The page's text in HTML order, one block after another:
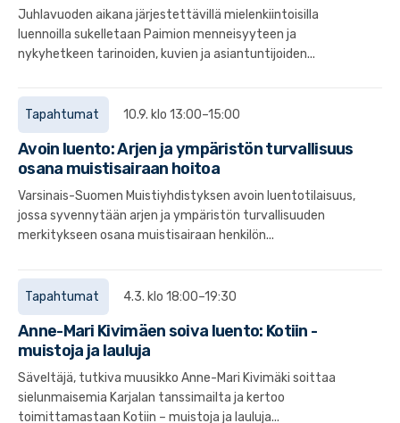
Juhlavuoden aikana järjestettävillä mielenkiintoisilla
luennoilla sukelletaan Paimion menneisyyteen ja
nykyhetkeen tarinoiden, kuvien ja asiantuntijoiden...
Tapahtumat 10.9. klo 13:00–15:00
Avoin luento: Arjen ja ympäristön turvallisuus
osana muistisairaan hoitoa
Varsinais-Suomen Muistiyhdistyksen avoin luentotilaisuus,
jossa syvennytään arjen ja ympäristön turvallisuuden
merkitykseen osana muistisairaan henkilön...
Tapahtumat 4.3. klo 18:00–19:30
Anne-Mari Kivimäen soiva luento: Kotiin -
muistoja ja lauluja
Säveltäjä, tutkiva muusikko Anne-Mari Kivimäki soittaa
sielunmaisemia Karjalan tanssimailta ja kertoo
toimittamastaan Kotiin – muistoja ja lauluja...